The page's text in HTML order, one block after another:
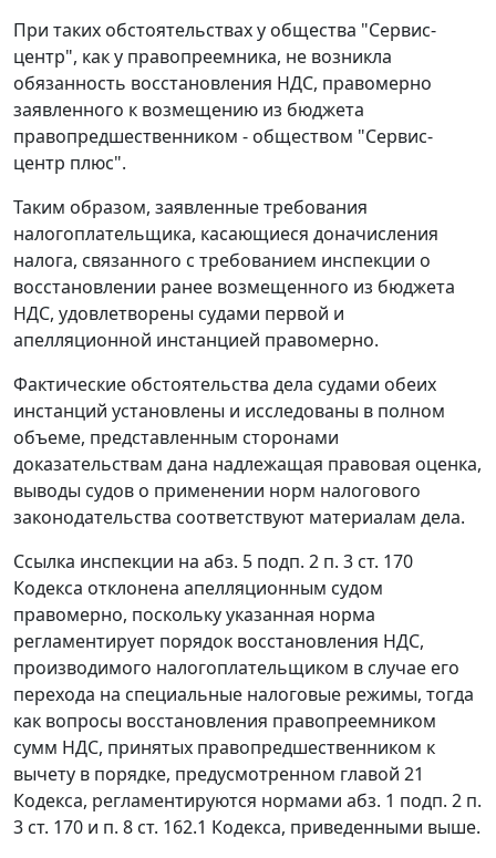
При таких обстоятельствах у общества "Сервис-
центр", как у правопреемника, не возникла
обязанность восстановления НДС, правомерно
заявленного к возмещению из бюджета
правопредшественником - обществом "Сервис-
центр плюс".
Таким образом, заявленные требования
налогоплательщика, касающиеся доначисления
налога, связанного с требованием инспекции о
восстановлении ранее возмещенного из бюджета
НДС, удовлетворены судами первой и
апелляционной инстанцией правомерно.
Фактические обстоятельства дела судами обеих
инстанций установлены и исследованы в полном
объеме, представленным сторонами
доказательствам дана надлежащая правовая оценка,
выводы судов о применении норм налогового
законодательства соответствуют материалам дела.
Ссылка инспекции на абз. 5 подп. 2 п. 3 ст. 170
Кодекса отклонена апелляционным судом
правомерно, поскольку указанная норма
регламентирует порядок восстановления НДС,
производимого налогоплательщиком в случае его
перехода на специальные налоговые режимы, тогда
как вопросы восстановления правопреемником
сумм НДС, принятых правопредшественником к
вычету в порядке, предусмотренном главой 21
Кодекса, регламентируются нормами абз. 1 подп. 2 п.
3 ст. 170 и п. 8 ст. 162.1 Кодекса, приведенными выше.